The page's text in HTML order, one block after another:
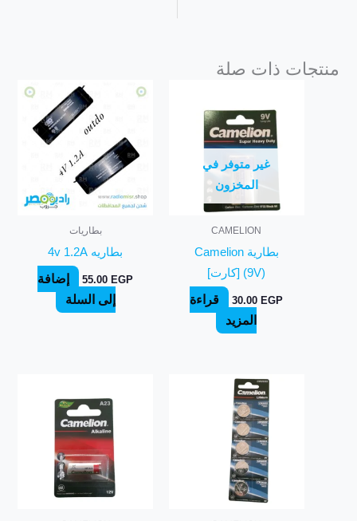
منتجات ذات صلة
غير متوفر في
المخزون
CAMELION
بطارية Camelion
(9V) [كارت]
30.00EGP
قراءة
المزيد
بطاريات
بطاريه 4v 1.2A
55.00EGP
إضافة
إلى السلة